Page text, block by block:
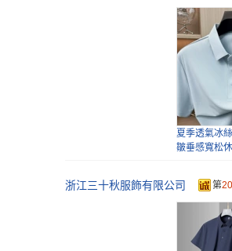
【主推爆款
短袖】新淺
夏季透氣冰
皺垂感寬松
浙江三十秋服飾有限公司 第20